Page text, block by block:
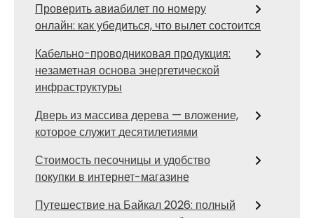
Проверить авиабилет по номеру
онлайн: как убедиться, что вылет состоится
Кабельно-проводниковая продукция:
незаметная основа энергетической
инфраструктуры
Дверь из массива дерева — вложение,
которое служит десятилетиями
Стоимость песочницы и удобство
покупки в интернет-магазине
Путешествие на Байкал 2026: полный